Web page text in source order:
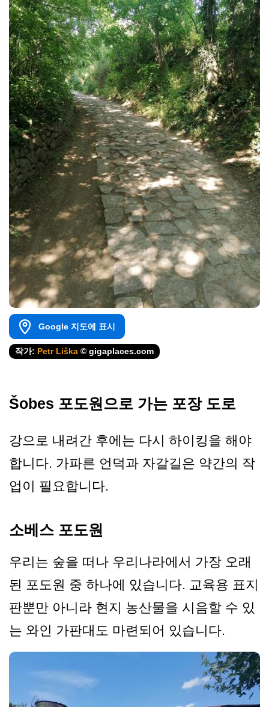
Google 지도에 표시
작가: Petr Liška © gigaplaces.com
Šobes 포도원으로 가는 포장 도로
강으로 내려간 후에는 다시 하이킹을 해야
합니다. 가파른 언덕과 자갈길은 약간의 작
업이 필요합니다.
소베스 포도원
우리는 숲을 떠나 우리나라에서 가장 오래
된 포도원 중 하나에 있습니다. 교육용 표지
판뿐만 아니라 현지 농산물을 시음할 수 있
는 와인 가판대도 마련되어 있습니다.